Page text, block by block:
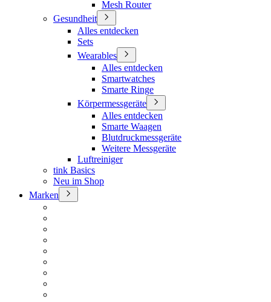
Mesh Router
Gesundheit
Alles entdecken
Sets
Wearables
Alles entdecken
Smartwatches
Smarte Ringe
Körpermessgeräte
Alles entdecken
Smarte Waagen
Blutdruckmessgeräte
Weitere Messgeräte
Luftreiniger
tink Basics
Neu im Shop
Marken